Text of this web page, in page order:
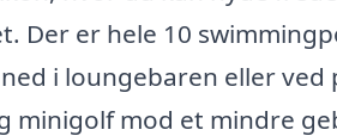
Der er hele 10
i loungebaren eller
minigolf mod et mindre